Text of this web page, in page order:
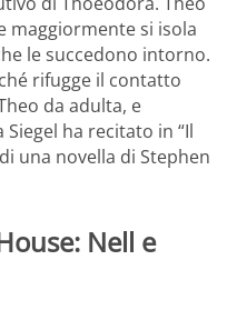
maggiormente si isola
le succedono intorno.
rifugge il contatto
da adulta, e
Siegel ha recitato in “Il
una novella di Stephen
Nell e